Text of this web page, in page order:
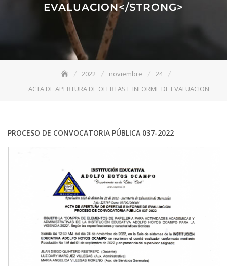
EVALUACION</STRONG>
2022 noviembre
24
ACTA DE APERTURA DE OFERTAS E INFORME DE EVALUACION
PROCESO DE CONVOCATORIA PÚBLICA 037-2022